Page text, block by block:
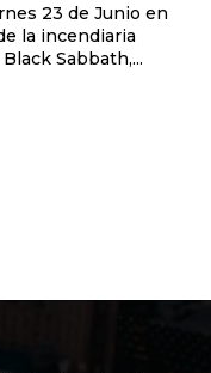
23 de Junio en
la incendiaria
Sabbath,...